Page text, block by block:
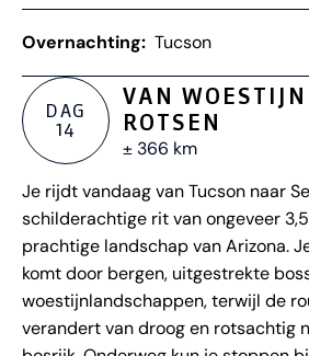
Overnachting: Tucson
DAG
14
VAN
ROTSEN
± 366 km
Je rijdt vandaag van Tucson naar
schilderachtige rit van ongeveer
prachtige landschap van Arizona.
komt door bergen, uitgestrekte
woestijnlandschappen, terwijl de
verandert van droog en rotsachtig